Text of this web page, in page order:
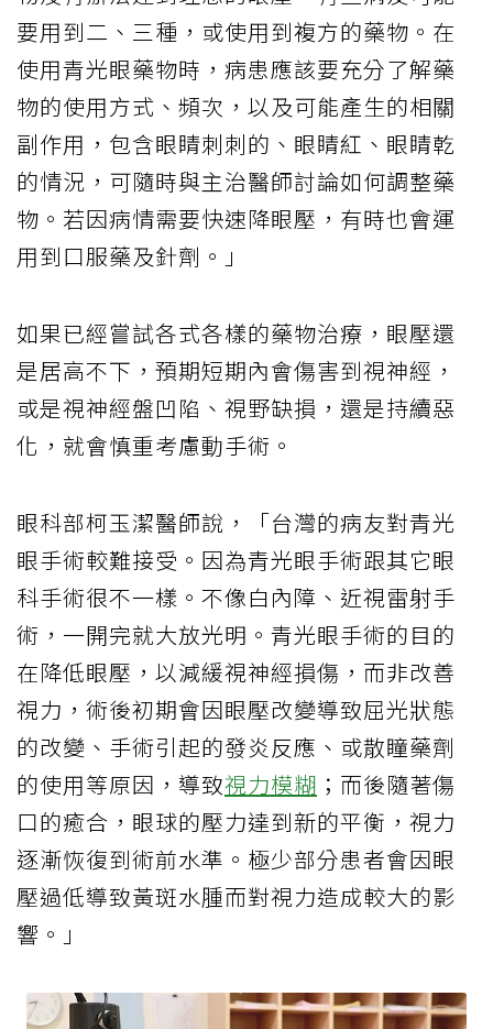
要用到二、三種，或使用到複方的藥物。在
使用青光眼藥物時，病患應該要充分了解藥
物的使用方式、頻次，以及可能產生的相關
副作用，包含眼睛刺刺的、眼睛紅、眼睛乾
的情況，可隨時與主治醫師討論如何調整藥
物。若因病情需要快速降眼壓，有時也會運
用到口服藥及針劑。」
如果已經嘗試各式各樣的藥物治療，眼壓還
是居高不下，預期短期內會傷害到視神經，
或是視神經盤凹陷、視野缺損，還是持續惡
化，就會慎重考慮動手術。
眼科部柯玉潔醫師說，「台灣的病友對青光
眼手術較難接受。因為青光眼手術跟其它眼
科手術很不一樣。不像白內障、近視雷射手
術，一開完就大放光明。青光眼手術的目的
在降低眼壓，以減緩視神經損傷，而非改善
視力，術後初期會因眼壓改變導致屈光狀態
的改變、手術引起的發炎反應、或散瞳藥劑
的使用等原因，導致視力模糊 ；而後隨著傷
口的癒合，眼球的壓力達到新的平衡，視力
逐漸恢復到術前水準。極少部分患者會因眼
壓過低導致黃斑水腫而對視力造成較大的影
響。」